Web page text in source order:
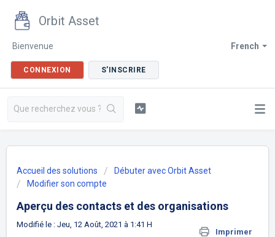
Orbit Asset
French
Bienvenue
CONNEXION S'INSCRIRE
Accueil des solutions
Débuter avec Orbit Asset
Modifier son compte
Aperçu des contacts et des organisations
Imprimer
Modifié le : Jeu, 12 Août, 2021 à 1:41 H